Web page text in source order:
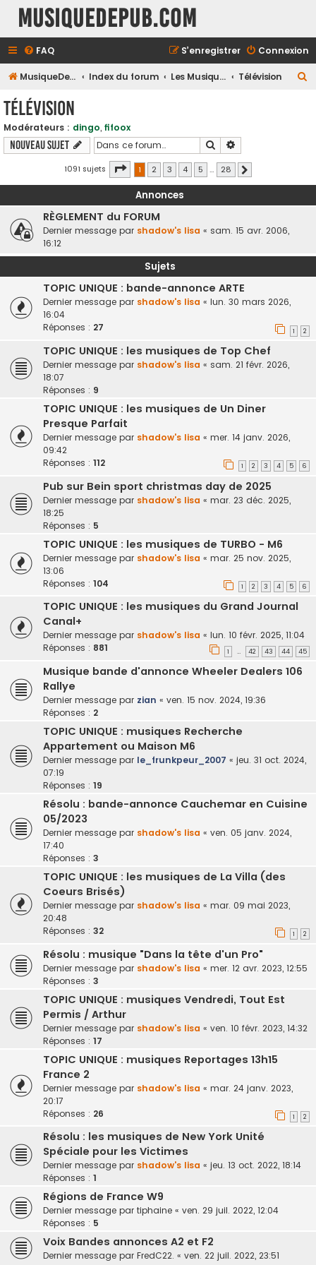
MusiqueDePub.com
FAQ Connexion
S’enregistrer
MusiqueDePub.com Index du forum Les Musiques Diverses Télévision
c
h
Télévision
Modérateurs : dingo, fifoox
Nouveau sujet Rechercher
1091 sujets Page 1sur28
1 2 3 4 5 … 28
Annonces
RÈGLEMENT du FORUM
Dernier message par shadow's lisa « sam. 15 avr. 2006,
16:12
Sujets
TOPIC UNIQUE : bande-annonce ARTE
Dernier message par shadow's lisa « lun. 30 mars 2026,
16:04
Réponses : 27 1 2
TOPIC UNIQUE : les musiques de Top Chef
Dernier message par shadow's lisa « sam. 21 févr. 2026,
18:07
Réponses : 9
TOPIC UNIQUE : les musiques de Un Diner
Presque Parfait
Dernier message par shadow's lisa « mer. 14 janv. 2026,
09:42
Réponses : 112 1 2 3 4 5 6
Pub sur Bein sport christmas day de 2025
Dernier message par shadow's lisa « mar. 23 déc. 2025,
18:25
Réponses : 5
TOPIC UNIQUE : les musiques de TURBO - M6
Dernier message par shadow's lisa « mar. 25 nov. 2025,
13:06
Réponses : 104 1 2 3 4 5 6
TOPIC UNIQUE : les musiques du Grand Journal
Canal+
Dernier message par shadow's lisa « lun. 10 févr. 2025, 11:04
Réponses : 881 1 … 42 43 44 45
Musique bande d'annonce Wheeler Dealers 106
Rallye
Dernier message par zian « ven. 15 nov. 2024, 19:36
Réponses : 2
TOPIC UNIQUE : musiques Recherche
Appartement ou Maison M6
Dernier message par le_frunkpeur_2007 « jeu. 31 oct. 2024,
07:19
Réponses : 19
Résolu : bande-annonce Cauchemar en Cuisine
05/2023
Dernier message par shadow's lisa « ven. 05 janv. 2024,
17:40
Réponses : 3
TOPIC UNIQUE : les musiques de La Villa (des
Coeurs Brisés)
Dernier message par shadow's lisa « mar. 09 mai 2023,
20:48
Réponses : 32 1 2
Résolu : musique "Dans la tête d'un Pro"
Dernier message par shadow's lisa « mer. 12 avr. 2023, 12:55
Réponses : 3
TOPIC UNIQUE : musiques Vendredi, Tout Est
Permis / Arthur
Dernier message par shadow's lisa « ven. 10 févr. 2023, 14:32
Réponses : 17
TOPIC UNIQUE : musiques Reportages 13h15
France 2
Dernier message par shadow's lisa « mar. 24 janv. 2023,
20:17
Réponses : 26 1 2
Résolu : les musiques de New York Unité
Spéciale pour les Victimes
Dernier message par shadow's lisa « jeu. 13 oct. 2022, 18:14
Réponses : 1
Régions de France W9
Dernier message par tiphaine « ven. 29 juil. 2022, 12:04
Réponses : 5
Voix Bandes annonces A2 et F2
Dernier message par FredC22. « ven. 22 juil. 2022, 23:51